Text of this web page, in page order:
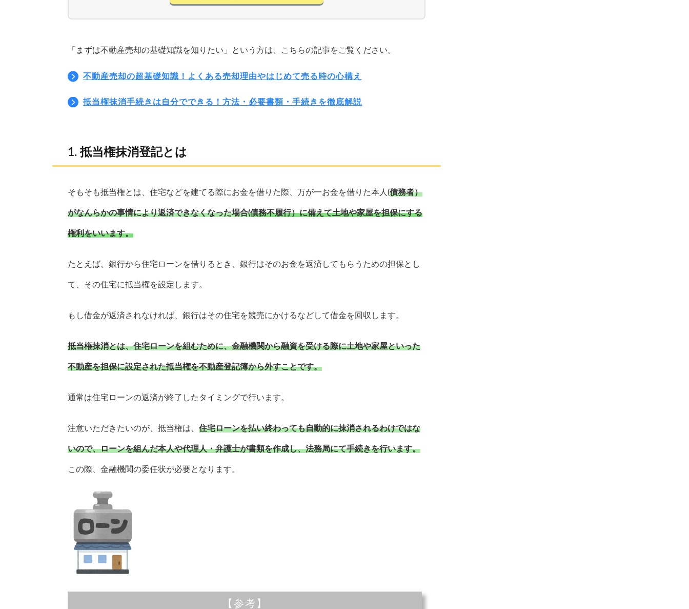
「まずは不動産売却の基礎知識を知りたい」という方は、こちらの記事をご覧ください。
不動産売却の超基礎知識！よくある売却理由やはじめて売る時の心構え
抵当権抹消手続きは自分でできる！方法・必要書類・手続きを徹底解説
抵当権抹消登記とは
そもそも抵当権とは、住宅などを建てる際にお金を借りた際、万が一お金を借りた本人(債務者）
がなんらかの事情により返済できなくなった場合(債務不履行）に備えて土地や家屋を担保にする
権利をいいます。
たとえば、銀行から住宅ローンを借りるとき、銀行はそのお金を返済してもらうための担保とし
て、その住宅に抵当権を設定します。
もし借金が返済されなければ、銀行はその住宅を競売にかけるなどして借金を回収します。
抵当権抹消とは、住宅ローンを組むために、金融機関から融資を受ける際に土地や家屋といった
不動産を担保に設定された抵当権を不動産登記簿から外すことです。
通常は住宅ローンの返済が終了したタイミングで行います。
注意いただきたいのが、抵当権は、 住宅ローンを払い終わっても自動的に抹消されるわけではな
いので、ローンを組んだ本人や代理人・弁護士が書類を作成し、法務局にて手続きを行います。
この際、金融機関の委任状が必要となります。